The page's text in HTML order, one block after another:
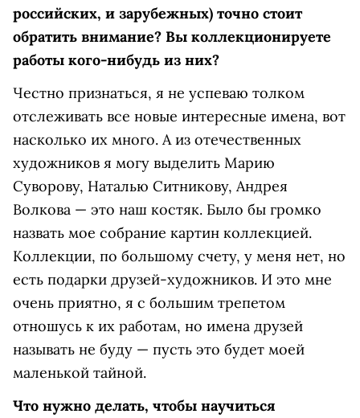
российских, и зарубежных) точно стоит
обратить внимание? Вы коллекционируете
работы кого-нибудь из них?
Честно признаться, я не успеваю толком
отслеживать все новые интересные имена, вот
насколько их много. А из отечественных
художников я могу выделить Марию
Суворову, Наталью Ситникову, Андрея
Волкова — это наш костяк. Было бы громко
назвать мое собрание картин коллекцией.
Коллекции, по большому счету, у меня нет, но
есть подарки друзей-художников. И это мне
очень приятно, я с большим трепетом
отношусь к их работам, но имена друзей
называть не буду — пусть это будет моей
маленькой тайной.
Что нужно делать, чтобы научиться